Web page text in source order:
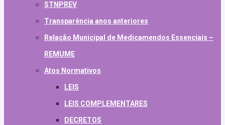
STNPREV
Transparência anos anteriores
Relação Municipal de Medicamendos Essenciais –
REMUME
Atos Normativos
LEIS
LEIS COMPLEMENTARES
DECRETOS